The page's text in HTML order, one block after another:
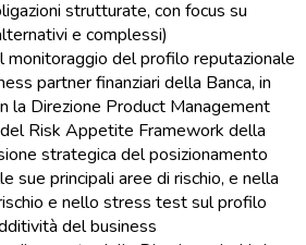
strutturate, con focus su
e complessi)
monitoraggio del profilo reputazionale
partner finanziari della Banca, in
la Direzione Product Management
Risk Appetite Framework della
strategica del posizionamento
sue principali aree di rischio, e nella
e nello stress test sul profilo
del business